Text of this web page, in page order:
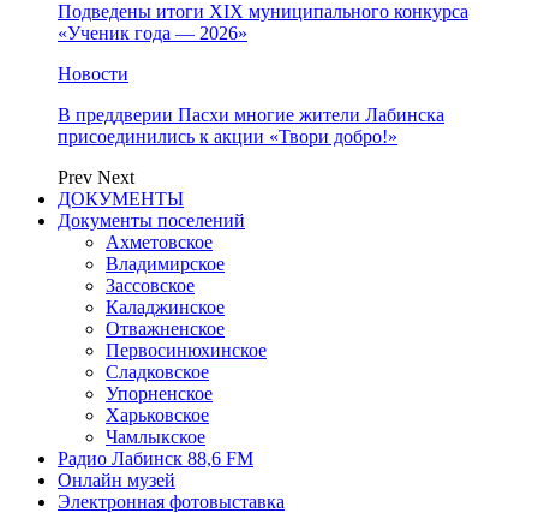
Подведены итоги XIX муниципального конкурса
«Ученик года — 2026»
Новости
В преддверии Пасхи многие жители Лабинска
присоединились к акции «Твори добро!»
Prev Next
ДОКУМЕНТЫ
Документы поселений
Ахметовское
Владимирское
Зассовское
Каладжинское
Отважненское
Первосинюхинское
Сладковское
Упорненское
Харьковское
Чамлыкское
Радио Лабинск 88,6 FM
Онлайн музей
Электронная фотовыставка